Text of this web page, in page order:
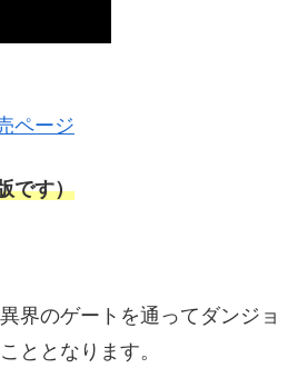
ページ
です）
界のゲートを通ってダンジョ
ととなります。